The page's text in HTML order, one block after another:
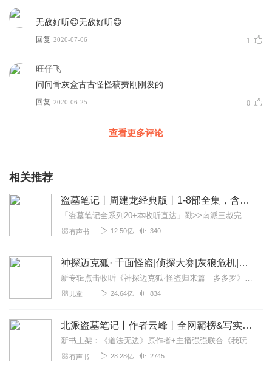
无敌好听😊无敌好听😊
回复 2020-07-06 1
旺仔飞
问问骨灰盒古古怪怪稿费刚刚发的
回复 2020-06-25 0
查看更多评论
相关推荐
盗墓笔记丨周建龙经典版丨1-8部全集，含《七星鲁王宫》、《秦岭神树》、《云顶天宫》、《蛇沼鬼城》、《谜海归巢》、《阴山古楼》、《邛笼石影》、《大结局上下》|南派三叔经典作|盗墓探险
「盗墓笔记全系列20+本收听直达」戳>>南派三叔完整版《盗墓笔记》，官方正版！《盗墓笔记》周建龙有声版。一部五十年前发现的千年古卷，超好听的盗墓小说！《盗墓...
有声书 12.50亿 340
神探迈克狐· 千面怪盗|侦探大赛|灰狼危机|多多罗
新专辑点击收听《神探迈克狐·怪盗归来篇｜多多罗》！！！>>>点击进入主播橱窗购买《神探迈克狐》系列图书吧!<<<多多罗故事【点击前往】收听多多罗其他好玩有趣的故...
儿童 24.64亿 834
北派盗墓笔记丨作者云峰丨全网霸榜&写实盗墓文| 灵异探险|我在地底挖宝贝又名北境摸金人北境校尉疯狂盗贼
新书上架：《道法无边》原作者+主播强强联合《我玩凶宅的那些年》上线啦！限时免费！速速点击！内容简介我是一个东北山村的穷小子，二十世纪初，为了出人头地，我加入了一...
有声书 28.28亿 2745